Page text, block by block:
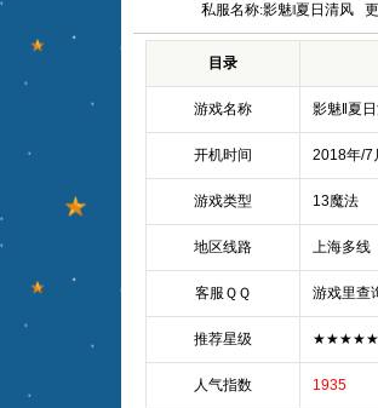
私服名称:影魅‖夏日清风更
目录
游戏名称 影魅‖夏
开机时间 2018年/7
游戏类型 13魔法
地区线路 上海多线
客服ＱＱ 游戏里查
推荐星级 ★★★★★
人气指数 1935